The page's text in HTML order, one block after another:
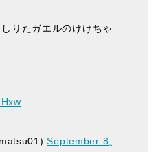
りたガエルのけけちゃ
September 8,